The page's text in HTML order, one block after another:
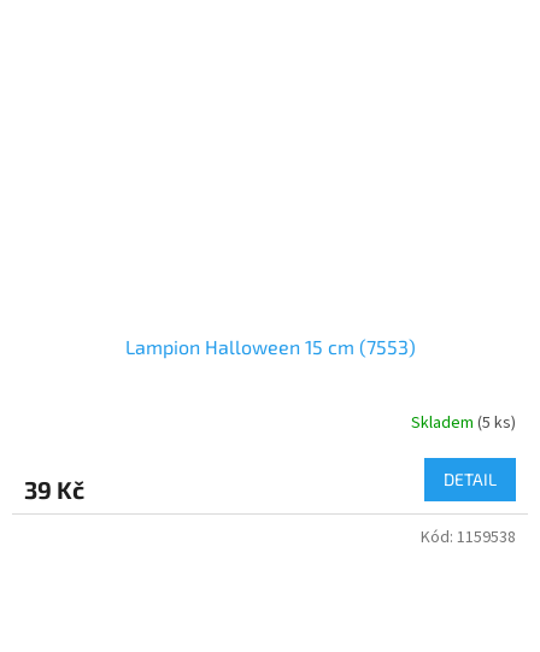
Lampion Halloween 15 cm (7553)
Skladem (5 ks)
39 Kč DETAIL
Kód: 1159538